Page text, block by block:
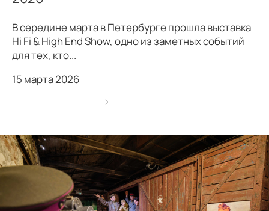
В середине марта в Петербурге прошла выставка
Hi Fi & High End Show, одно из заметных событий
для тех, кто...
15 марта 2026